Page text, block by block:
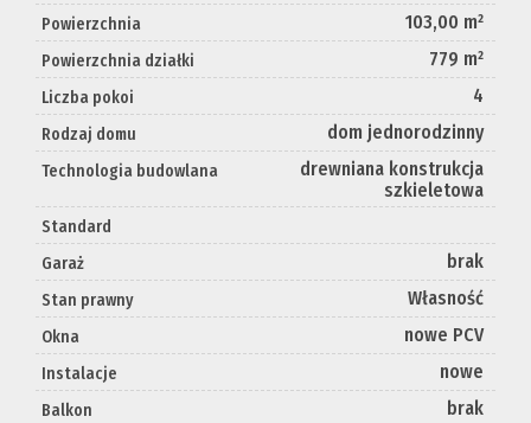
Powierzchnia 103,00 m²
Powierzchnia działki 779 m²
Liczba pokoi 4
Rodzaj domu dom jednorodzinny
Technologia budowlana
drewniana konstrukcja
szkieletowa
Standard
Garaż
brak
Stan prawny Własność
Okna nowe PCV
Instalacje nowe
Balkon brak